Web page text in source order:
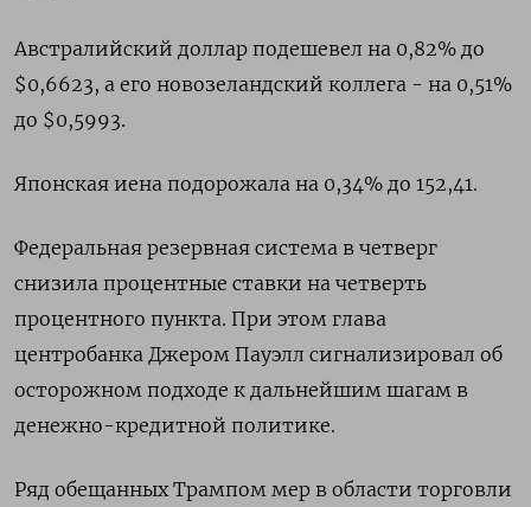
Австралийский доллар подешевел на 0,82% до
$0,6623, а его новозеландский коллега - на 0,51%
до $0,5993.
Японская иена подорожала на 0,34% до 152,41.
Федеральная резервная система в четверг
снизила процентные ставки на четверть
процентного пункта. При этом глава
центробанка Джером Пауэлл сигнализировал об
осторожном подходе к дальнейшим шагам в
денежно-кредитной политике.
Ряд обещанных Трампом мер в области торговли